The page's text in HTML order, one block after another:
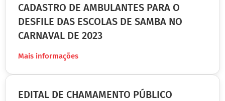
CADASTRO DE AMBULANTES PARA O
DESFILE DAS ESCOLAS DE SAMBA NO
CARNAVAL DE 2023
Mais informações
EDITAL DE CHAMAMENTO PÚBLICO